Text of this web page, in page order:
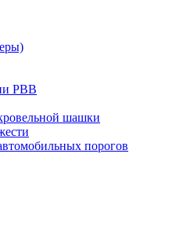
PBB
шашки
порогов